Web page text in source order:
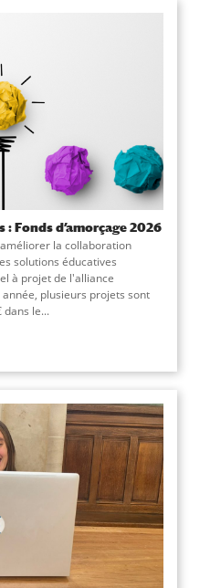
Fonds d’amorçage 2026
la collaboration
solutions éducatives
à projet de l'alliance
plusieurs projets sont
dans le...